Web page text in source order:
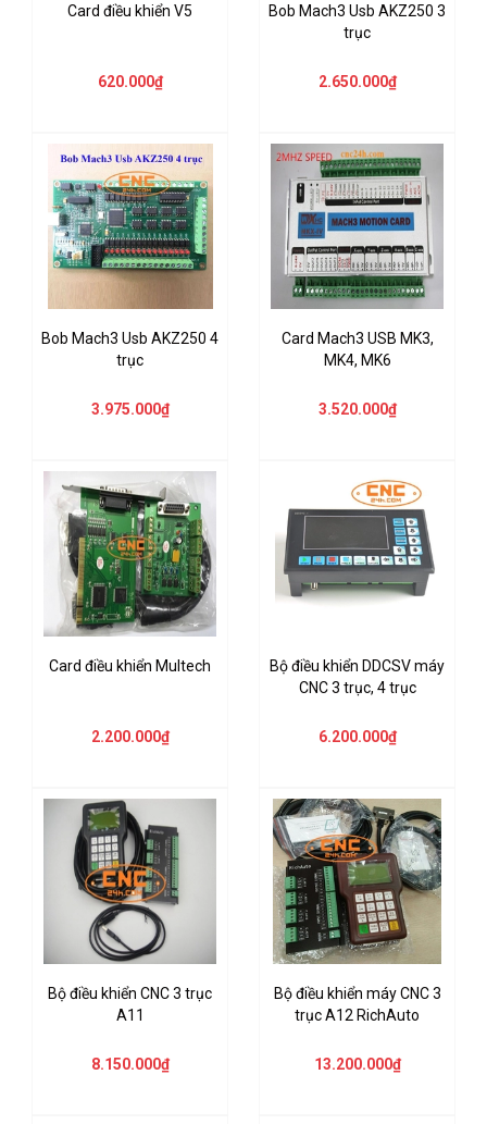
Card điều khiển V5
620.000₫
Bob Mach3 Usb AKZ250 3
trục
2.650.000₫
Bob Mach3 Usb AKZ250 4
trục
3.975.000₫
Card Mach3 USB MK3,
MK4, MK6
3.520.000₫
Card điều khiển Multech
2.200.000₫
Bộ điều khiển DDCSV máy
CNC 3 trục, 4 trục
6.200.000₫
Bộ điều khiển CNC 3 trục
A11
8.150.000₫
Bộ điều khiển máy CNC 3
trục A12 RichAuto
13.200.000₫